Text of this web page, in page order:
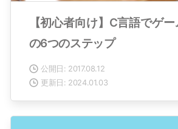
【初心者向け】C言語でゲ
の6つのステップ
公開日: 2017.08.12
更新日: 2024.01.03